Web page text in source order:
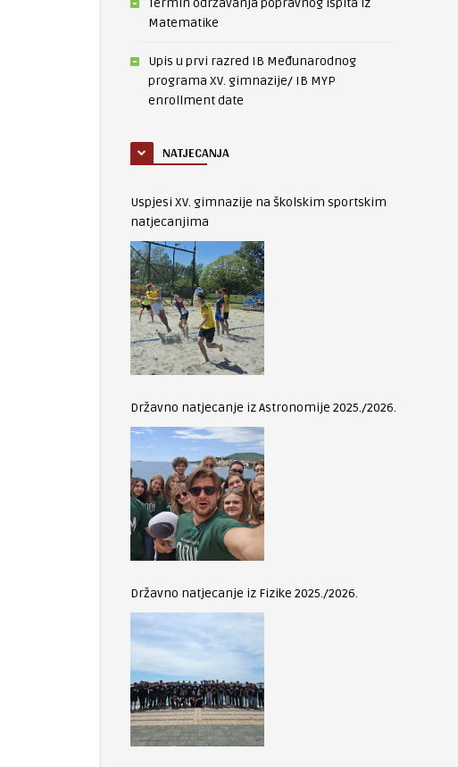
Termin održavanja popravnog ispita iz
Matematike
Upis u prvi razred IB Međunarodnog
programa XV. gimnazije/ IB MYP
enrollment date
NATJECANJA
Uspjesi XV. gimnazije na školskim sportskim
natjecanjima
Državno natjecanje iz Astronomije 2025./2026.
Državno natjecanje iz Fizike 2025./2026.